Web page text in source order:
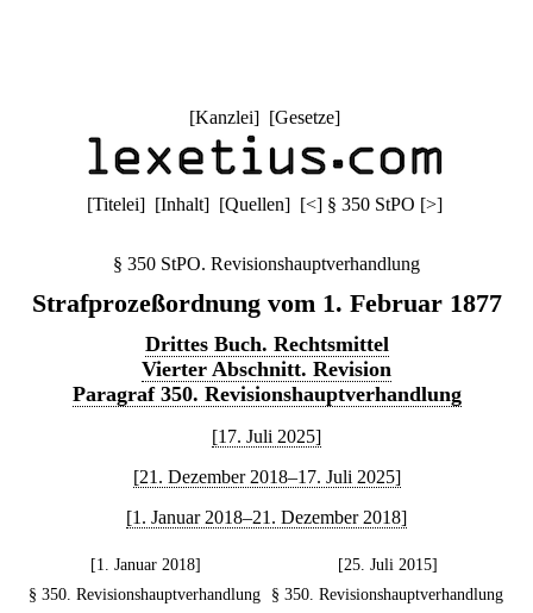
[Kanzlei] [Gesetze]
[Titelei] [Inhalt] [Quellen] [<] § 350 StPO [>]
§ 350 StPO. Revisionshauptverhandlung
Strafprozeßordnung vom 1. Februar 1877
Drittes Buch. Rechtsmittel
Vierter Abschnitt. Revision
Paragraf 350. Revisionshauptverhandlung
[17. Juli 2025]
[21. Dezember 2018–17. Juli 2025]
[1. Januar 2018–21. Dezember 2018]
[1. Januar 2018]
[25. Juli 2015]
§ 350. Revisionshauptverhandlung
§ 350. Revisionshauptverhandlung